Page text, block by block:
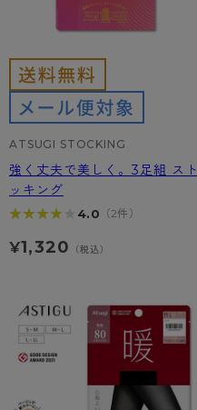
ATSUGI STOCKING
強く丈夫で美しく。3足組 スト
ッキング
★★★★★
★★★★★ 4.0 （2件）
¥1,320 （税込）